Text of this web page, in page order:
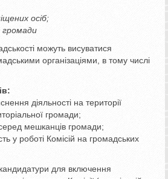
осіб;
громади
можуть висуватися
організаціями, в тому числі
діяльності на території
громади;
мешканців громади;
у роботі Комісій на громадських
для включення